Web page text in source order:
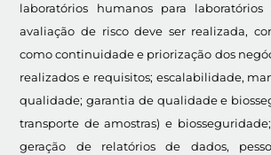
laboratórios humanos para laboratórios
avaliação de risco deve ser realizada,
como continuidade e priorização dos
realizados e requisitos; escalabilidade,
qualidade; garantia de qualidade e
transporte de amostras) e
geração de relatórios de dados,